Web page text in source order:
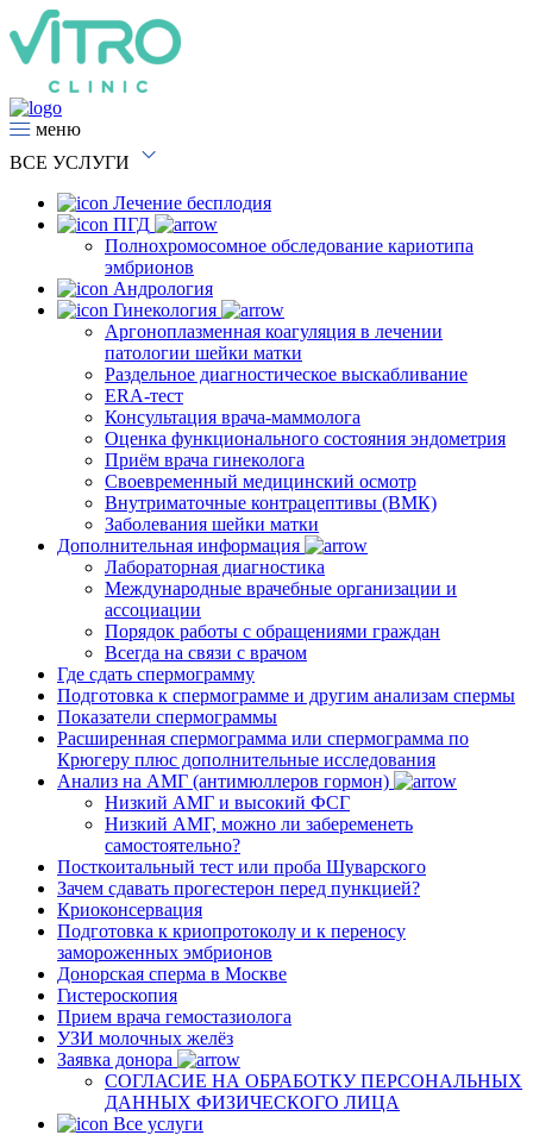
меню
ВСЕ УСЛУГИ
Лечение бесплодия
ПГД
Полнохромосомное обследование кариотипа
эмбрионов
Андрология
Гинекология
Аргоноплазменная коагуляция в лечении
патологии шейки матки
Раздельное диагностическое выскабливание
ERA-тест
Консультация врача-маммолога
Оценка функционального состояния эндометрия
Приём врача гинеколога
Своевременный медицинский осмотр
Внутриматочные контрацептивы (ВМК)
Заболевания шейки матки
Дополнительная информация
Лабораторная диагностика
Международные врачебные организации и
ассоциации
Порядок работы с обращениями граждан
Всегда на связи с врачом
Где сдать спермограмму
Подготовка к спермограмме и другим анализам спермы
Показатели спермограммы
Расширенная спермограмма или спермограмма по
Крюгеру плюс дополнительные исследования
Анализ на АМГ (антимюллеров гормон)
Низкий АМГ и высокий ФСГ
Низкий АМГ, можно ли забеременеть
самостоятельно?
Посткоитальный тест или проба Шуварского
Зачем сдавать прогестерон перед пункцией?
Криоконсервация
Подготовка к криопротоколу и к переносу
замороженных эмбрионов
Донорская сперма в Москве
Гистероскопия
Прием врача гемостазиолога
УЗИ молочных желёз
Заявка донора
СОГЛАСИЕ НА ОБРАБОТКУ ПЕРСОНАЛЬНЫХ
ДАННЫХ ФИЗИЧЕСКОГО ЛИЦА
Все услуги